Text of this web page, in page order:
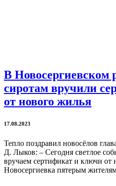
В Новосергиевском
сиротам вручили
от нового жилья
17.08.2023
Тепло поздравил новосёлов
Д. Лыков: – Сегодня светлое
вручаем сертификат и ключи от
Новосергиевка пятерым